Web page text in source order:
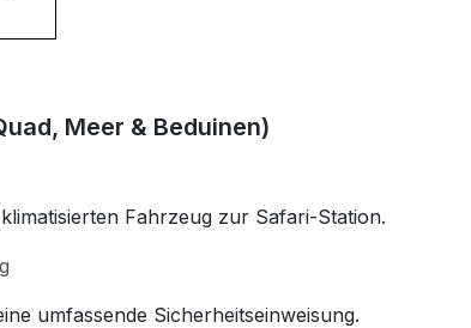
Meer & Beduinen)
Fahrzeug zur Safari-Station.
umfassende Sicherheitseinweisung.